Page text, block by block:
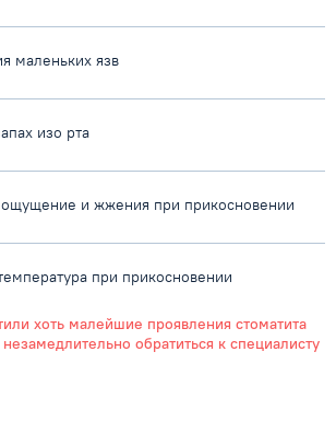
маленьких язв
изо рта
и жжения при прикосновении
при прикосновении
хоть малейшие проявления стоматита
обратиться к специалисту